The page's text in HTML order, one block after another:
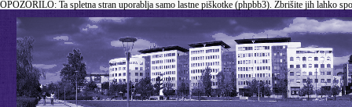
OPOZORILO: Ta spletna stran uporablja samo lastne piškotke (phpbb3). Zbrišite jih lahko